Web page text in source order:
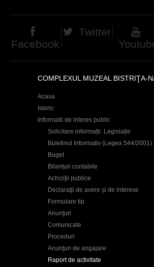
e
e
r
Facebook
Twitter
COMPLEXUL MUZEAL BISTRIŢA-
Acasa
Istoric
Informatii de interes public
Solicitare informații. Legislație
Buletinul Informativ (Legea 544/2001)
Buget
Bilanțuri contabile
Achiziţii publice
Declaraţii de avere și de interese
Formulare tip
Anunţuri
Comunicate
Proceduri
Anunţuri de angajare
Raport de activitate